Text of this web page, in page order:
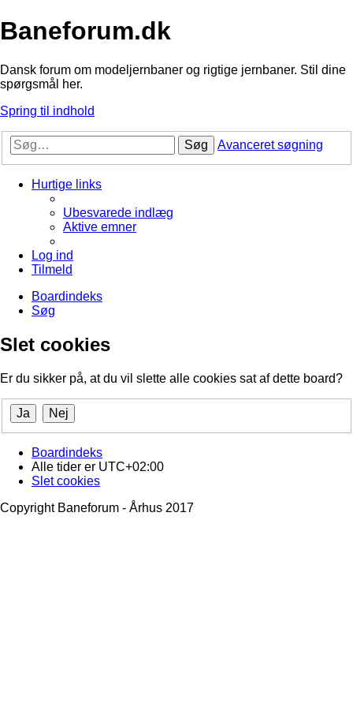
Baneforum.dk
Dansk forum om modeljernbaner og rigtige jernbaner. Stil dine
spørgsmål her.
Spring til indhold
Søg Avanceret søgning
Hurtige links
Ubesvarede indlæg
Aktive emner
Log ind
Tilmeld
Boardindeks
Søg
Slet cookies
Er du sikker på, at du vil slette alle cookies sat af dette board?
Boardindeks
Alle tider er UTC+02:00
Slet cookies
Copyright Baneforum - Århus 2017